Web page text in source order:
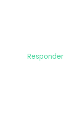
Responder